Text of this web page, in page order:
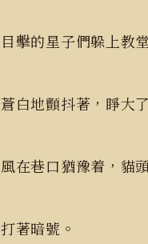
目擊的星子們躲上教
蒼白地顫抖著，睜大
風在巷口猶豫着，貓
打著暗號。